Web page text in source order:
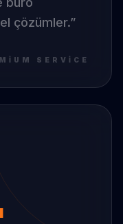
çözümler.”
SERVICE